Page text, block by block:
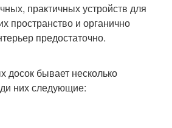
практичных устройств для
пространство и органично
предостаточно.
досок бывает несколько
них следующие: